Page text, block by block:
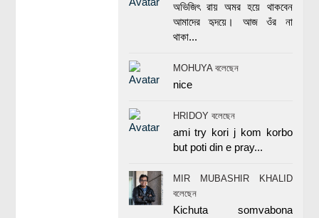
অভিজিৎ রায় অমর হয়ে থাকবেন
আমাদের হৃদয়ে। আজ ওঁর না
থাকা...
MOHUYA বলেছেন
nice
HRIDOY বলেছেন
ami try kori j kom korbo
but poti din e pray...
MIR MUBASHIR KHALID
বলেছেন
Kichuta somvabona